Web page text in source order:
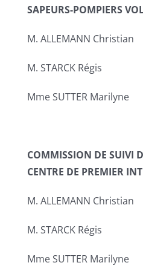
SAPEURS-POMPIERS
M. ALLEMANN Christian
M. STARCK Régis
Mme SUTTER Marilyne
COMMISSION DE SUIVI
CENTRE DE PREMIER
M. ALLEMANN Christian
M. STARCK Régis
Mme SUTTER Marilyne